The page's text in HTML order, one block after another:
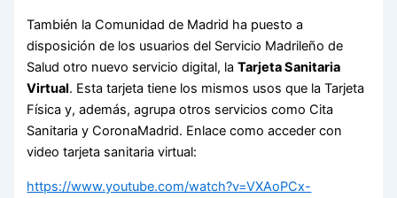
También la Comunidad de Madrid ha puesto a
disposición de los usuarios del Servicio Madrileño de
Salud otro nuevo servicio digital, laTarjeta Sanitaria
Virtual. Esta tarjeta tiene los mismos usos que la Tarjeta
Física y, además, agrupa otros servicios como Cita
Sanitaria y CoronaMadrid. Enlace como acceder con
video tarjeta sanitaria virtual:
https://www.youtube.com/watch?v=VXAoPCx-